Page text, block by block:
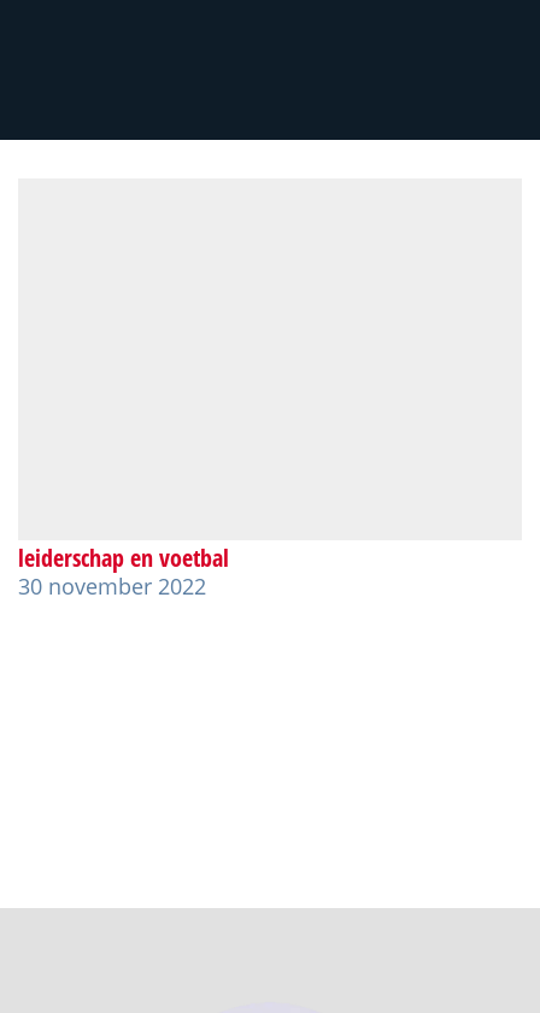
leiderschap en voetbal
30 november 2022